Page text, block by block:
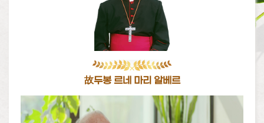
故두봉 르네 마리 알베르